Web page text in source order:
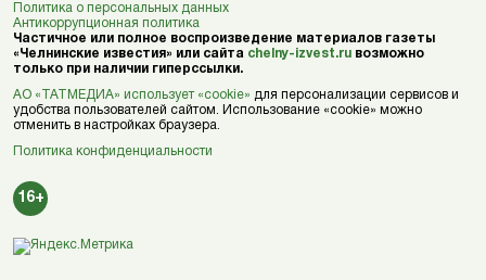
Политика о персональных данных
Антикоррупционная политика
Частичное или полное воспроизведение материалов газеты
«Челнинские известия» или сайта chelny-izvest.ru возможно
только при наличии гиперссылки.
АО «ТАТМЕДИА» использует «cookie» для персонализации сервисов и
удобства пользователей сайтом. Использование «cookie» можно
отменить в настройках браузера.
Политика конфиденциальности
16+